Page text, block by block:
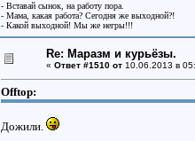
- Вставай сынок, на работу пора.
- Мама, какая работа? Сегодня же выходной?!
- Какой выходной! Мы же негры!!!
Re: Маразм и курьёзы.
« Ответ #1510 от10.06.2013 в
Offtop:
Дожили.